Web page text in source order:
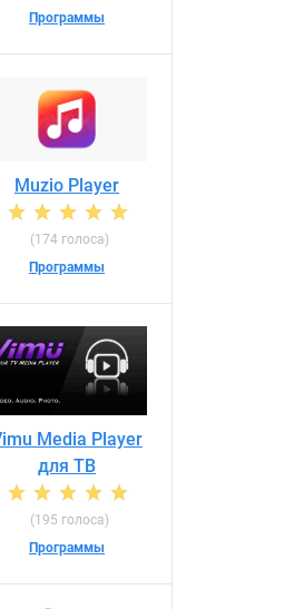
Программы
Muzio Player
(174 голоса)
Программы
Media Player
для ТВ
(195 голоса)
Программы